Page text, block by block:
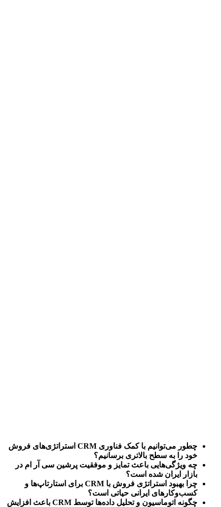
خود را به سطح بالاتری برسانیم؟
بازار ایران شده است؟
کسب‌وکارهای ایرانی حیاتی است؟